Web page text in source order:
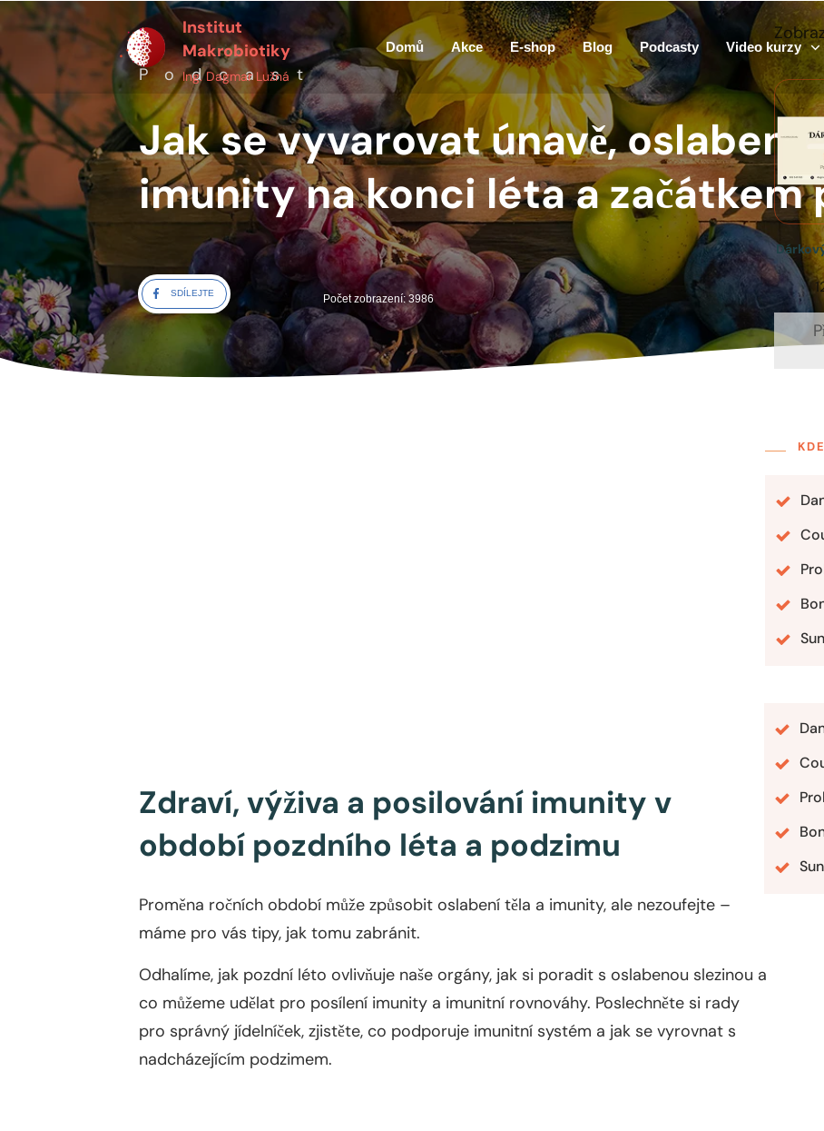
Institut
Makrobiotiky
Ing. Dagmar Lužná
Domů Akce E-shop Blog Podcasty Video kurzy
Podcast
Jak se vyvarovat únavě, oslabení
imunity na konci léta a začátkem
SDÍLEJTE Počet zobrazení: 3986
Zdraví, výživa a posilování imunity v
období pozdního léta a podzimu
Proměna ročních období může způsobit oslabení těla a imunity, ale nezoufejte –
máme pro vás tipy, jak tomu zabránit.
Odhalíme, jak pozdní léto ovlivňuje naše orgány, jak si poradit s oslabenou slezinou a
co můžeme udělat pro posílení imunity a imunitní rovnováhy. Poslechněte si rady
pro správný jídelníček, zjistěte, co podporuje imunitní systém a jak se vyrovnat s
nadcházejícím podzimem.